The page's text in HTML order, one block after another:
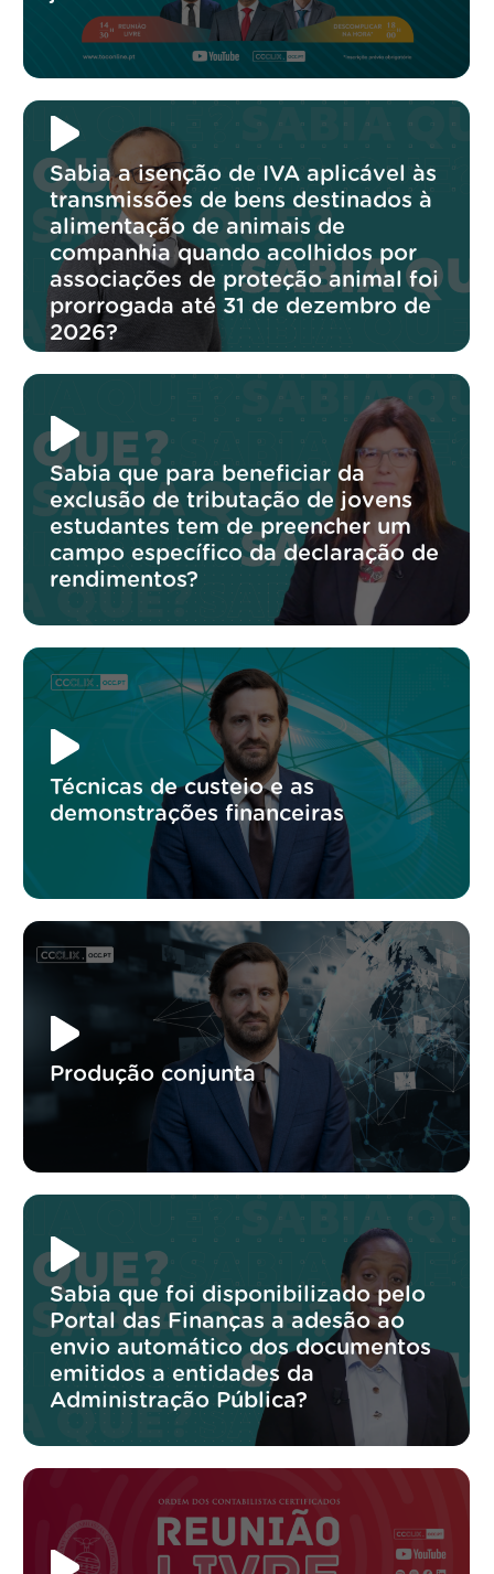
Sabia a isenção de IVA aplicável às
transmissões de bens destinados à
alimentação de animais de
companhia quando acolhidos por
associações de proteção animal foi
prorrogada até 31 de dezembro de
2026?
Sabia que para beneficiar da
exclusão de tributação de jovens
estudantes tem de preencher um
campo específico da declaração de
rendimentos?
Técnicas de custeio e as
demonstrações financeiras
Produção conjunta
Sabia que foi disponibilizado pelo
Portal das Finanças a adesão ao
envio automático dos documentos
emitidos a entidades da
Administração Pública?